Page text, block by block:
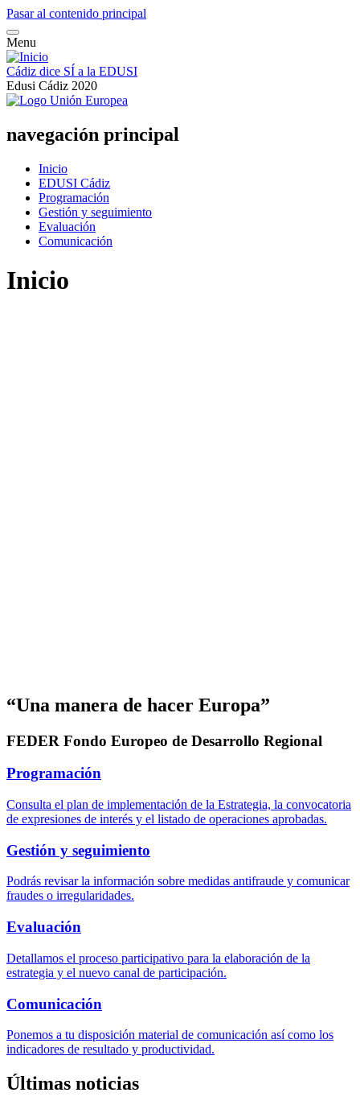
Pasar al contenido principal
Menu
Cádiz dice SÍ a la EDUSI
Edusi Cádiz 2020
navegación principal
Inicio
EDUSI Cádiz
Programación
Gestión y seguimiento
Evaluación
Comunicación
Inicio
“Una manera de hacer Europa”
FEDER Fondo Europeo de Desarrollo Regional
Programación
Consulta el plan de implementación de la Estrategia, la convocatoria
de expresiones de interés y el listado de operaciones aprobadas.
Gestión y seguimiento
Podrás revisar la información sobre medidas antifraude y comunicar
fraudes o irregularidades.
Evaluación
Detallamos el proceso participativo para la elaboración de la
estrategia y el nuevo canal de participación.
Comunicación
Ponemos a tu disposición material de comunicación así como los
indicadores de resultado y productividad.
Últimas noticias